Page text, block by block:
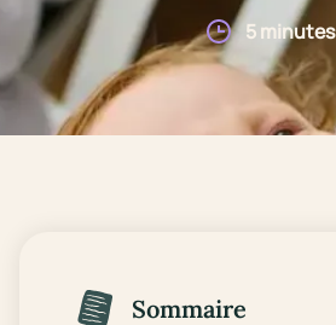
5 minutes
Sommaire